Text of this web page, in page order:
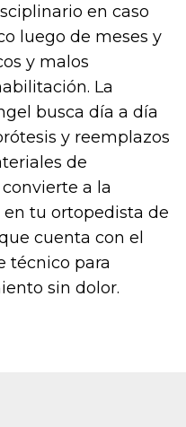
en caso
luego de meses y
y malos
La
busca día a día
y reemplazos
de
a la
tu ortopedista de
cuenta con el
técnico para
sin dolor.